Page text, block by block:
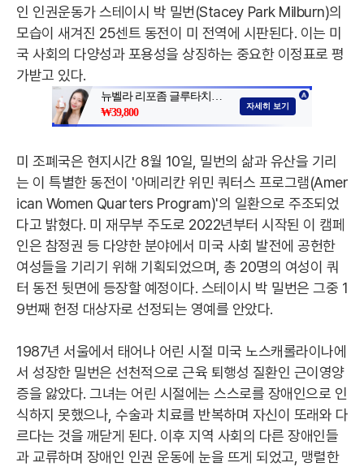
인 인권운동가 스테이시 박 밀번(Stacey Park Milburn)의
모습이 새겨진 25센트 동전이 미 전역에 시판된다. 이는 미
국 사회의 다양성과 포용성을 상징하는 중요한 이정표로 평
가받고 있다.
미 조폐국은 현지시간 8월 10일, 밀번의 삶과 유산을 기리
는 이 특별한 동전이 '아메리칸 위민 쿼터스 프로그램(Amer
ican Women Quarters Program)'의 일환으로 주조되었
다고 밝혔다. 미 재무부 주도로 2022년부터 시작된 이 캠페
인은 참정권 등 다양한 분야에서 미국 사회 발전에 공헌한
여성들을 기리기 위해 기획되었으며, 총 20명의 여성이 쿼
터 동전 뒷면에 등장할 예정이다. 스테이시 박 밀번은 그중 1
9번째 헌정 대상자로 선정되는 영예를 안았다.
1987년 서울에서 태어나 어린 시절 미국 노스캐롤라이나에
서 성장한 밀번은 선천적으로 근육 퇴행성 질환인 근이영양
증을 앓았다. 그녀는 어린 시절에는 스스로를 장애인으로 인
식하지 못했으나, 수술과 치료를 반복하며 자신이 또래와 다
르다는 것을 깨닫게 된다. 이후 지역 사회의 다른 장애인들
과 교류하며 장애인 인권 운동에 눈을 뜨게 되었고, 맹렬한